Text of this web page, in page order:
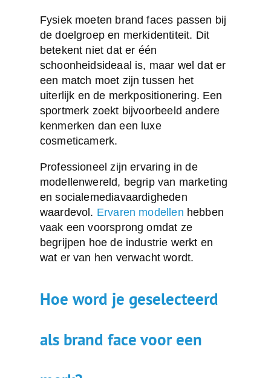
Fysiek moeten brand faces passen bij
de doelgroep en merkidentiteit. Dit
betekent niet dat er één
schoonheidsideaal is, maar wel dat er
een match moet zijn tussen het
uiterlijk en de merkpositionering. Een
sportmerk zoekt bijvoorbeeld andere
kenmerken dan een luxe
cosmeticamerk.
Professioneel zijn ervaring in de
modellenwereld, begrip van marketing
en sociale­mediavaardigheden
waardevol. Ervaren modellen hebben
vaak een voorsprong omdat ze
begrijpen hoe de industrie werkt en
wat er van hen verwacht wordt.
Hoe word je geselecteerd
als brand face voor een